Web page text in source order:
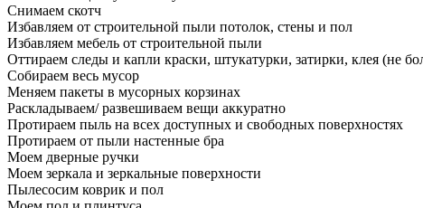
Снимаем скотч
Избавляем от строительной пыли потолок, стены и пол
Избавляем мебель от строительной пыли
Оттираем следы и капли краски, штукатурки, затирки, клея (не
Собираем весь мусор
Меняем пакеты в мусорных корзинах
Раскладываем/ развешиваем вещи аккуратно
Протираем пыль на всех доступных и свободных поверхностях
Протираем от пыли настенные бра
Моем дверные ручки
Моем зеркала и зеркальные поверхности
Пылесосим коврик и пол